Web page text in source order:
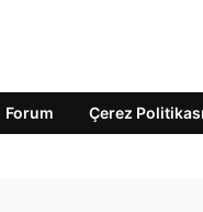
Forum Çerez Politikası